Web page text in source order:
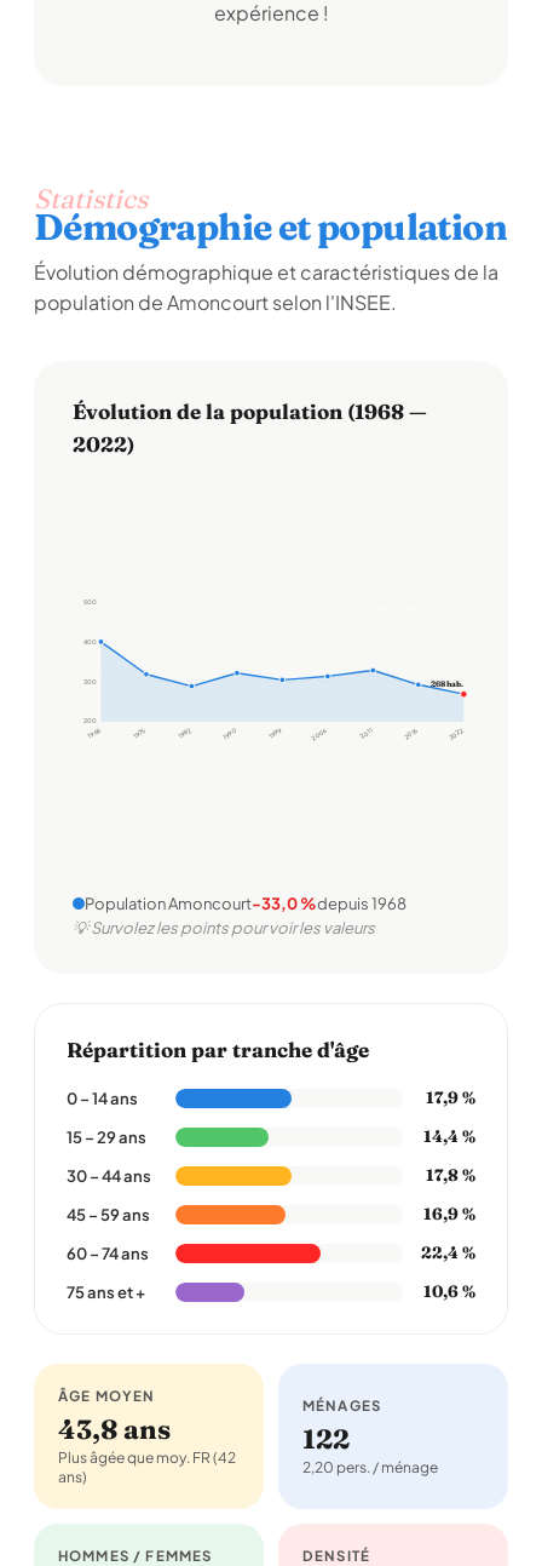
expérience !
Statistics
Démographie et population
Évolution démographique et caractéristiques de la
population de Amoncourt selon l'INSEE.
Évolution de la population (1968 —
2022)
200
300
400
500
1968 1975 1982 1990 1999 2006 2011 2016 2022
268 hab.
Population Amoncourt-33,0 %depuis 1968
💡 Survolez les points pour voir les valeurs
Répartition par tranche d'âge
0 – 14 ans 17,9 %
15 – 29 ans 14,4 %
30 – 44 ans 17,8 %
45 – 59 ans 16,9 %
60 – 74 ans 22,4 %
75 ans et + 10,6 %
ÂGE MOYEN
43,8 ans
Plus âgée que moy. FR (42
ans)
MÉNAGES
122
2,20 pers. / ménage
HOMMES / FEMMES DENSITÉ